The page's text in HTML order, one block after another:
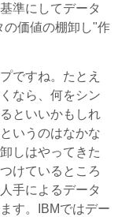
準にしてデータ
の価値の棚卸し"作
ですね。たとえ
なら、何をシン
といいかもしれ
いうのはなかな
しはやってきた
けているところ
手によるデータ
す。IBMではデー